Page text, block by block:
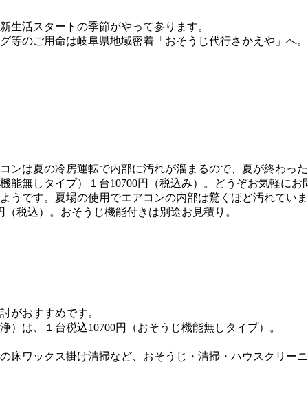
生活スタートの季節がやって参ります。
等のご用命は岐阜県地域密着「おそうじ代行さかえや」へ
ンは夏の冷房運転で内部に汚れが溜まるので、夏が終わっ
能無しタイプ）１台10700円（税込み）。どうぞお気軽にお
うです。夏場の使用でエアコンの内部は驚くほど汚れてい
税込）。おそうじ機能付きは別途お見積り。
がおすすめです。
は、１台税込10700円（おそうじ機能無しタイプ）。
床ワックス掛け清掃など、おそうじ・清掃・ハウスクリー